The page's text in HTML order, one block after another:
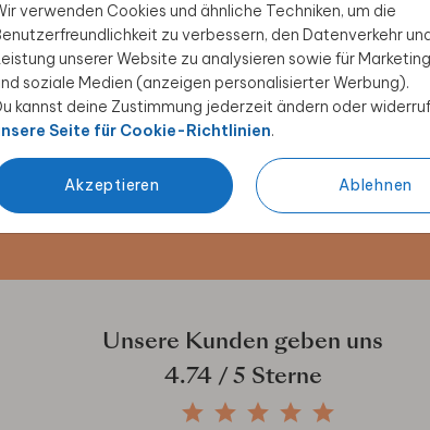
verwenden Cookies und ähnliche Techniken, um die
zu verbessern, den Datenverkehr
unserer Website zu analysieren sowie für
soziale Medien (anzeigen personalisierter Werbung).
kannst deine Zustimmung jederzeit ändern oder
Seite für Cookie-Richtlinien.
Akzeptieren Ablehnen
Rabatt sichern
Angebote, kreative
Als Dankeschön
Unsere Kunden geben uns
4.74/ 5 Sterne